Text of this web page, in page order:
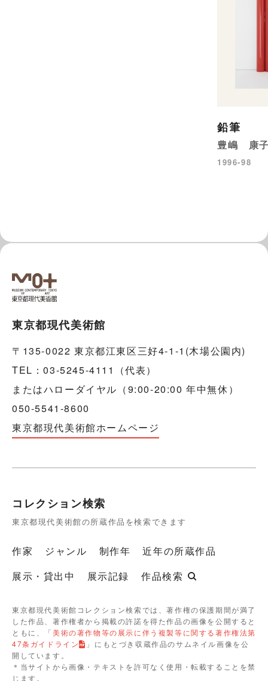
鉛筆
豊嶋 康
1996-98
東京都現代美術館
〒135-0022 東京都江東区三好4-1-1(木場公園内)
TEL：03-5245-4111（代表）
またはハローダイヤル（9:00-20:00 年中無休）
050-5541-8600
東京都現代美術館ホームページ
コレクション検索
東京都現代美術館の所蔵作品を検索できます
作家 ジャンル 制作年
近年の所蔵作品
展示・貸出中
展示記録 作品検索
東京都現代美術館コレクション検索では、著作権の保護期間が満了
した作品、著作権者から掲載の許諾を得た作品の画像を公開すると
ともに、「美術の著作物等の展示に伴う複製等に関する著作権法第
47条ガイドライン
」にもとづき収蔵作品のサムネイル画像を公
開しています。
＊当サイトから画像・テキストを許可なく使用・転載することを禁
じます。